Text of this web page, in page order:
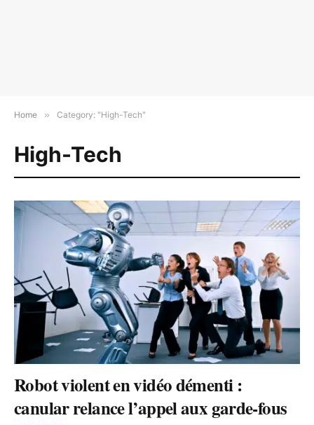
Home » Category: "High-Tech"
High-Tech
Robot violent en vidéo démenti :
canular relance l’appel aux garde-fous